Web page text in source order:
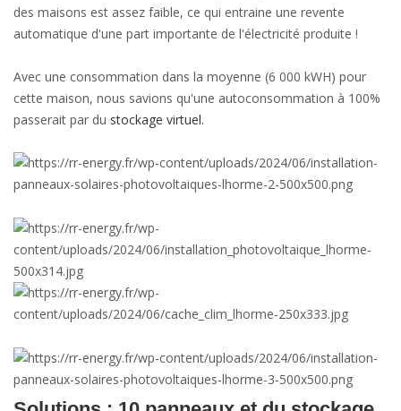
des maisons est assez faible, ce qui entraine une revente
automatique d'une part importante de l'électricité produite !
Avec une consommation dans la moyenne (6 000 kWH) pour
cette maison, nous savions qu'une autoconsommation à 100%
passerait par du stockage virtuel.